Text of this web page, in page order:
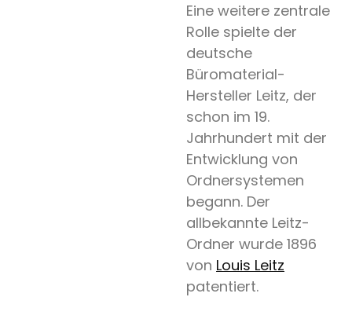
Eine weitere zentrale
Rolle spielte der
deutsche
Büromaterial-
Hersteller Leitz, der
schon im 19.
Jahrhundert mit der
Entwicklung von
Ordnersystemen
begann. Der
allbekannte Leitz-
Ordner wurde 1896
von Louis Leitz
patentiert.